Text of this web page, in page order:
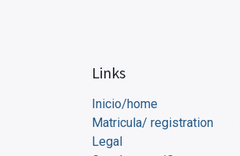
Links
Inicio/home
Matricula/ registration
Legal